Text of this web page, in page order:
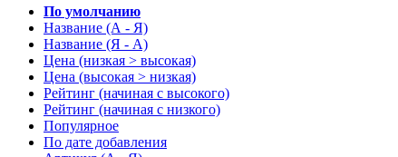
По умолчанию
Название (А - Я)
Название (Я - А)
Цена (низкая > высокая)
Цена (высокая > низкая)
Рейтинг (начиная с высокого)
Рейтинг (начиная с низкого)
Популярное
По дате добавления